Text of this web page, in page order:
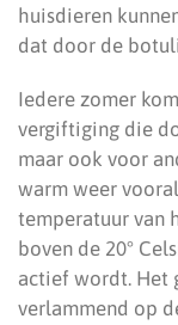
huisdieren
dat door de
Iedere zomer
vergiftiging die
maar ook voor
warm weer
temperatuur van
boven de 20°
actief wordt. Het
verlammend op